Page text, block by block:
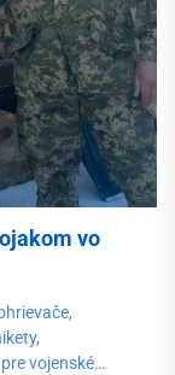
vo
vojenské